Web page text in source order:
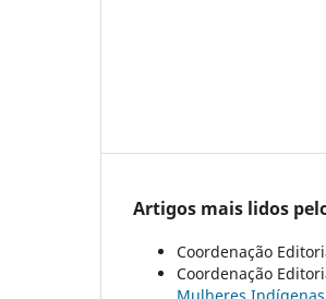
Artigos mais lidos
Coordenação
Coordenação
Mulheres Indígenas